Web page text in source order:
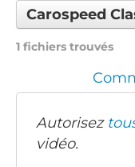
Carospeed
1 fichiers trouvés
Autorisez
vidéo.